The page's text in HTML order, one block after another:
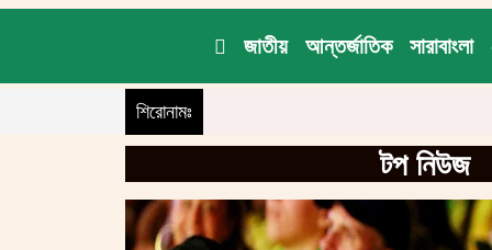
জাতীয় আন্তর্জাতিক সারাবাংলা
শিরোনামঃ
টপ নিউজ